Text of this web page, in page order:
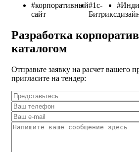
#корпоративный
сайт
#1с-
Битрикс
Разработка
каталогом
Отправьте заявку на расчет вашего
пригласите на тендер: